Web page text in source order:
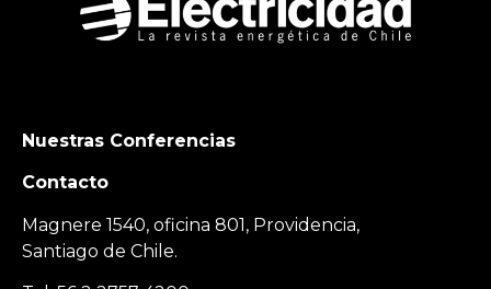
Nuestras Conferencias
Contacto
Magnere 1540, oficina 801, Providencia,
Santiago de Chile.